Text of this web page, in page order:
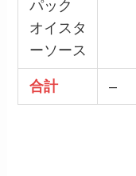
パック
オイスタ
ーソース
合計 –